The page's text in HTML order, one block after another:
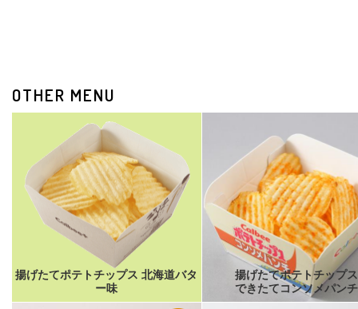
OTHER MENU
揚げたてポテトチップス 北海道バタ
ー味
揚げたてポテトチップス
できたてコンソメパンチ